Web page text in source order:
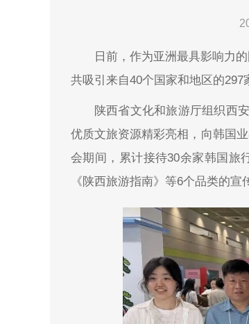
日前，作为亚洲最具影响力
共吸引来自40个国家和地区的297
陕西省文化和旅游厅组织西
优质文旅资源精彩亮相，向韩国
会期间，累计接待30余家韩国旅
《陕西旅游指南》等6个品类的宣